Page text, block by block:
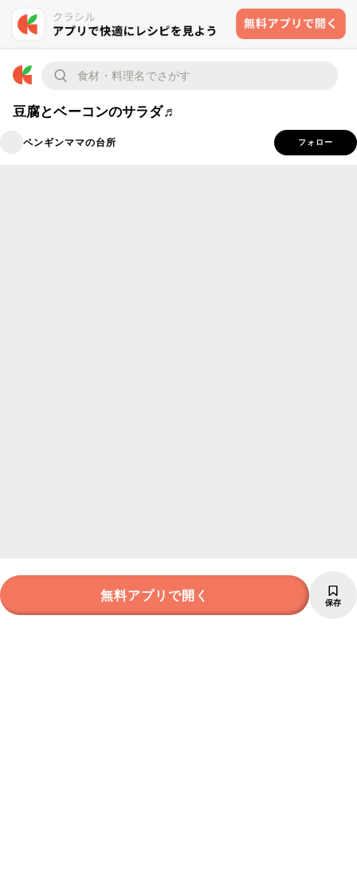
豆腐とベーコンのサラダ♬
ペンギンママの台所 フォロー
無料アプリで開く 保存